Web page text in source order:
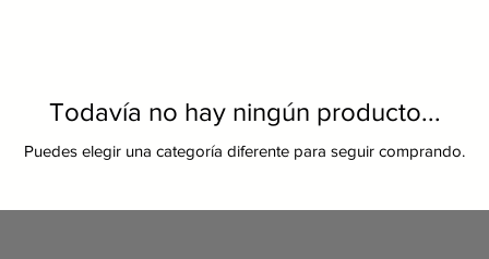
Todavía no hay ningún producto...
Puedes elegir una categoría diferente para seguir comprando.